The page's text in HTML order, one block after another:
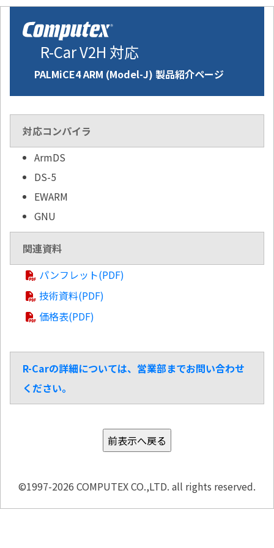
R-Car V2H 対応
PALMiCE4 ARM (Model-J) 製品紹介ページ
対応コンパイラ
ArmDS
DS-5
EWARM
GNU
関連資料
パンフレット(PDF)
技術資料(PDF)
価格表(PDF)
R-Carの詳細については、営業部までお問い合わせ
ください。
©1997-2026 COMPUTEX CO.,LTD. all rights reserved.